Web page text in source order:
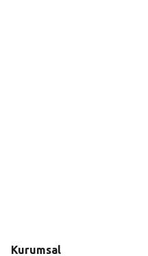
Kurumsal